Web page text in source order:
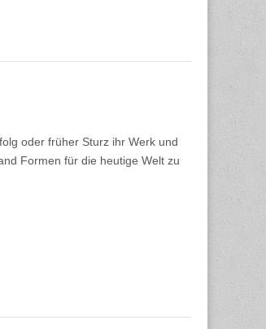
oder früher Sturz ihr Werk und
Formen für die heutige Welt zu